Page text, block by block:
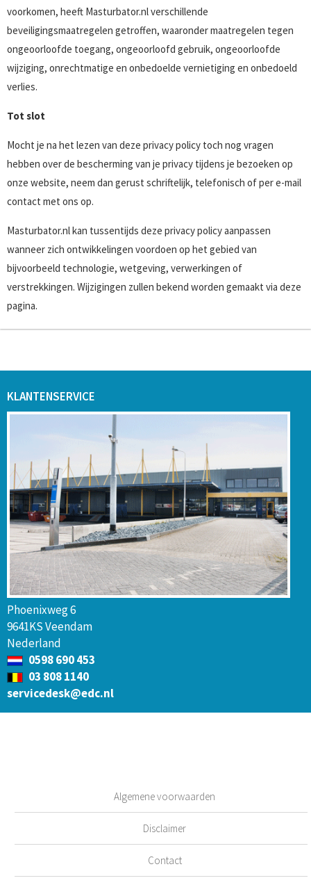
voorkomen, heeft Masturbator.nl verschillende
beveiligingsmaatregelen getroffen, waaronder maatregelen tegen
ongeoorloofde toegang, ongeoorloofd gebruik, ongeoorloofde
wijziging, onrechtmatige en onbedoelde vernietiging en onbedoeld
verlies.
Tot slot
Mocht je na het lezen van deze privacy policy toch nog vragen
hebben over de bescherming van je privacy tijdens je bezoeken op
onze website, neem dan gerust schriftelijk, telefonisch of per e-mail
contact met ons op.
Masturbator.nl kan tussentijds deze privacy policy aanpassen
wanneer zich ontwikkelingen voordoen op het gebied van
bijvoorbeeld technologie, wetgeving, verwerkingen of
verstrekkingen. Wijzigingen zullen bekend worden gemaakt via deze
pagina.
KLANTENSERVICE
Phoenixweg 6
9641KS Veendam
Nederland
0598 690 453
03 808 1140
servicedesk@edc.nl
Algemene voorwaarden
Disclaimer
Contact